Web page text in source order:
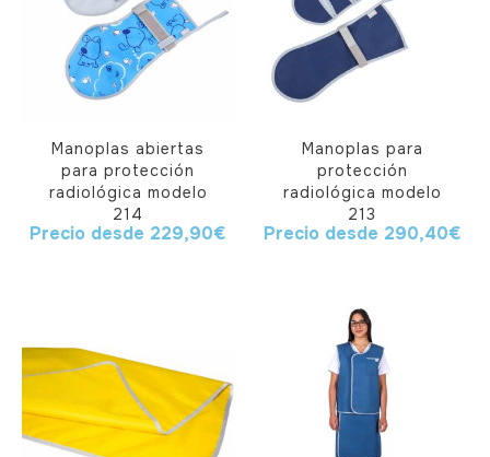
Manoplas abiertas
para protección
radiológica modelo
214
Precio desde 229,90€
Manoplas para
protección
radiológica modelo
213
Precio desde 290,40€